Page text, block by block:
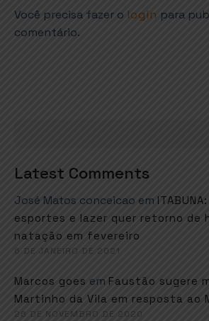
Você precisa fazer o login para
comentário.
Latest Comments
José Matos conceicao em
esportes e lazer quer retorno de
natação em fevereiro
6 DE JANEIRO DE 2021
Marcos goes em Faustão sugere
Martinho da Vila em resposta ao
26 DE NOVEMBRO DE 2020